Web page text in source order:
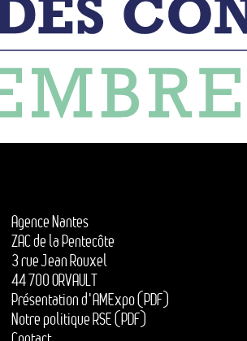
Agence Nantes
ZAC de la Pentecôte
3 rue Jean Rouxel
44 700 ORVAULT
Présentation d'AMExpo (PDF)
Notre politique RSE (PDF)